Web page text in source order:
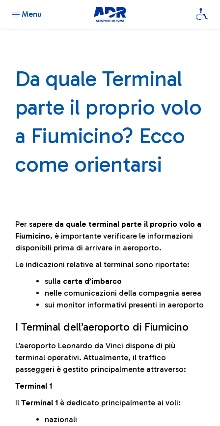
Menu
Da quale Terminal
parte il proprio volo
a Fiumicino? Ecco
come orientarsi
Per sapere da quale terminal parte il proprio volo a
Fiumicino, è importante verificare le informazioni
disponibili prima di arrivare in aeroporto.
Le indicazioni relative al terminal sono riportate:
sulla carta d’imbarco
nelle comunicazioni della compagnia aerea
sui monitor informativi presenti in aeroporto
I Terminal dell’aeroporto di Fiumicino
L’aeroporto Leonardo da Vinci dispone di più
terminal operativi. Attualmente, il traffico
passeggeri è gestito principalmente attraverso:
Terminal 1
Il Terminal 1 è dedicato principalmente ai voli:
nazionali